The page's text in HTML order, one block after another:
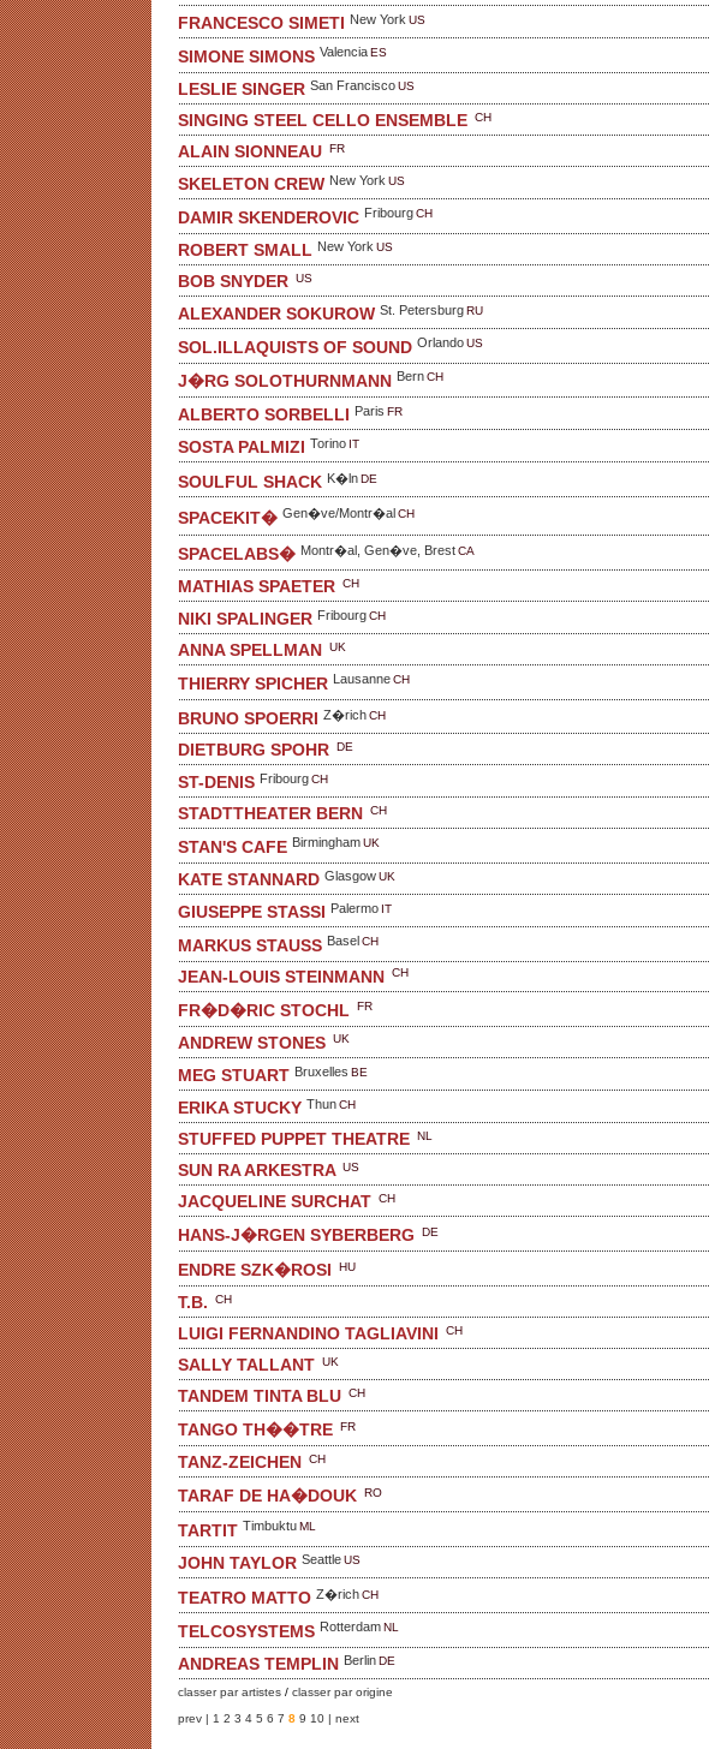
FRANCESCO SIMETI New York US
SIMONE SIMONS ValenciaES
LESLIE SINGER San FranciscoUS
SINGING STEEL CELLO ENSEMBLE CH
ALAIN SIONNEAU FR
SKELETON CREW New York US
DAMIR SKENDEROVIC FribourgCH
ROBERT SMALL New York US
BOB SNYDER US
ALEXANDER SOKUROW St. PetersburgRU
SOL.ILLAQUISTS OF SOUND OrlandoUS
J�RG SOLOTHURNMANN BernCH
ALBERTO SORBELLI Paris FR
SOSTA PALMIZI Torino IT
SOULFUL SHACK K�lnDE
SPACEKIT� Gen�ve/Montr�al CH
SPACELABS� Montr�al, Gen�ve, BrestCA
MATHIAS SPAETER CH
NIKI SPALINGER FribourgCH
ANNA SPELLMAN UK
THIERRY SPICHER LausanneCH
BRUNO SPOERRI Z�richCH
DIETBURG SPOHR DE
ST-DENIS FribourgCH
STADTTHEATER BERN CH
STAN'S CAFE BirminghamUK
KATE STANNARD GlasgowUK
GIUSEPPE STASSI Palermo IT
MARKUS STAUSS Basel CH
JEAN-LOUIS STEINMANN CH
FR�D�RIC STOCHL FR
ANDREW STONES UK
MEG STUART Bruxelles BE
ERIKA STUCKY ThunCH
STUFFED PUPPET THEATRE NL
SUN RA ARKESTRA US
JACQUELINE SURCHAT CH
HANS-J�RGEN SYBERBERG DE
ENDRE SZK�ROSI HU
T.B. CH
LUIGI FERNANDINO TAGLIAVINI CH
SALLY TALLANT UK
TANDEM TINTA BLU CH
TANGO TH��TRE FR
TANZ-ZEICHEN CH
TARAF DE HA�DOUK RO
TARTIT Timbuktu ML
JOHN TAYLOR SeattleUS
TEATRO MATTO Z�richCH
TELCOSYSTEMS Rotterdam NL
ANDREAS TEMPLIN BerlinDE
classer par artistes / classer par origine
prev | 1 2 3 4 5 6 7 8 9 10 | next